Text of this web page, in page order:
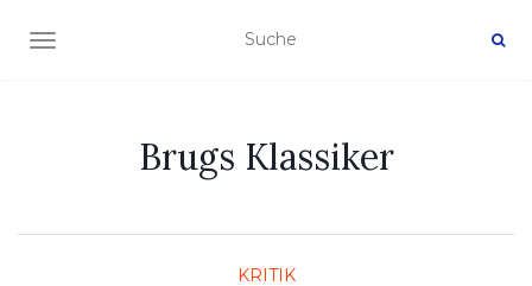
NAVIGATION EIN-/AUSSCHALTEN
Brugs Klassiker
KRITIK